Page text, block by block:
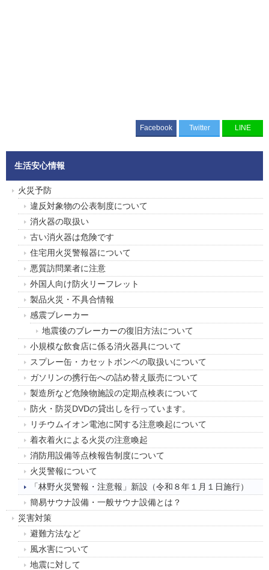
Facebook Twitter LINE
生活安心情報
火災予防
違反対象物の公表制度について
消火器の取扱い
古い消火器は危険です
住宅用火災警報器について
悪質訪問業者に注意
外国人向け防火リーフレット
製品火災・不具合情報
感震ブレーカー
地震後のブレーカーの復旧方法について
小規模な飲食店に係る消火器具について
スプレー缶・カセットボンベの取扱いについて
ガソリンの携行缶への詰め替え販売について
製造所など危険物施設の定期点検表について
防火・防災DVDの貸出しを行っています。
リチウムイオン電池に関する注意喚起について
着衣着火による火災の注意喚起
消防用設備等点検報告制度について
火災警報について
「林野火災警報・注意報」新設（令和８年１月１日施行）
簡易サウナ設備・一般サウナ設備とは？
災害対策
避難方法など
風水害について
地震に対して